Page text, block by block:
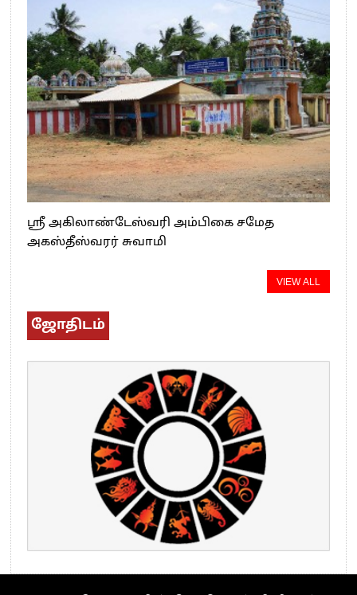
ஸ்ரீ அகிலாண்டேஸ்வரி அம்பிகை சமேத
அகஸ்தீஸ்வரர் சுவாமி
VIEW ALL
ஜோதிடம்